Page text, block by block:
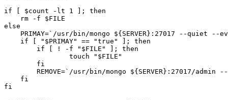
if [ $count -lt 1 ]; then
    rm -f $FILE
else
PRIMAY=`/usr/bin/mongo ${SERVER}:27017 --quiet --
    if [ "$PRIMAY" == "true" ]; then
    fi